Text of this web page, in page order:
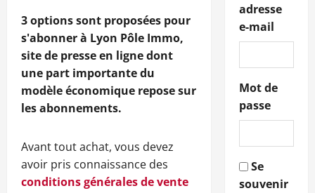
3 options sont proposées pour
s'abonner à Lyon Pôle Immo,
site de presse en ligne dont
une part importante du
modèle économique repose sur
les abonnements.
Avant tout achat, vous devez
avoir pris connaissance des
conditions générales de vente
adresse
e-mail
Mot de
passe
Se
souvenir